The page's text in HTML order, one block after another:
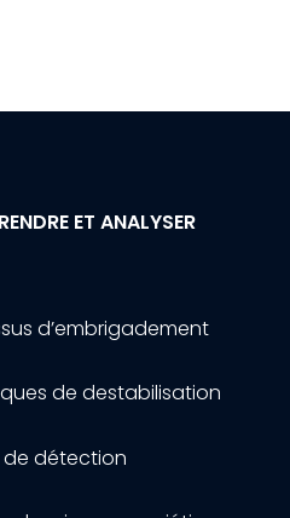
ET ANALYSER
d’embrigadement
de destabilisation
de détection